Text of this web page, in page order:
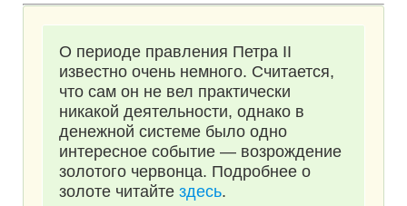
О периоде правления Петра II
известно очень немного. Считается,
что сам он не вел практически
никакой деятельности, однако в
денежной системе было одно
интересное событие — возрождение
золотого червонца. Подробнее о
золоте читайте здесь.